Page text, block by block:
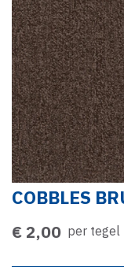
COBBLES
€ 2,00 per tegel